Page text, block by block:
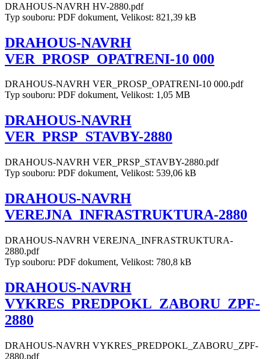
DRAHOUS-NAVRH HV-2880.pdf
Typ souboru: PDF dokument, Velikost: 821,39 kB
DRAHOUS-NAVRH
VER_PROSP_OPATRENI-10 000
DRAHOUS-NAVRH VER_PROSP_OPATRENI-10 000.pdf
Typ souboru: PDF dokument, Velikost: 1,05 MB
DRAHOUS-NAVRH
VER_PRSP_STAVBY-2880
DRAHOUS-NAVRH VER_PRSP_STAVBY-2880.pdf
Typ souboru: PDF dokument, Velikost: 539,06 kB
DRAHOUS-NAVRH
VEREJNA_INFRASTRUKTURA-2880
DRAHOUS-NAVRH VEREJNA_INFRASTRUKTURA-
2880.pdf
Typ souboru: PDF dokument, Velikost: 780,8 kB
DRAHOUS-NAVRH
VYKRES_PREDPOKL_ZABORU_ZPF-
2880
DRAHOUS-NAVRH VYKRES_PREDPOKL_ZABORU_ZPF-
2880.pdf